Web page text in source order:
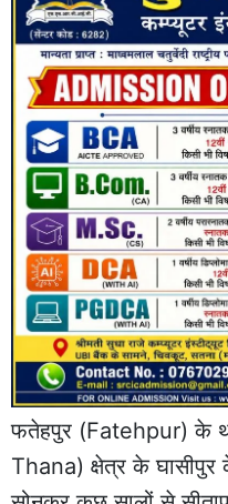
फतेहपुर (Fatehpur) के
Thana) क्षेत्र के घासीपुर